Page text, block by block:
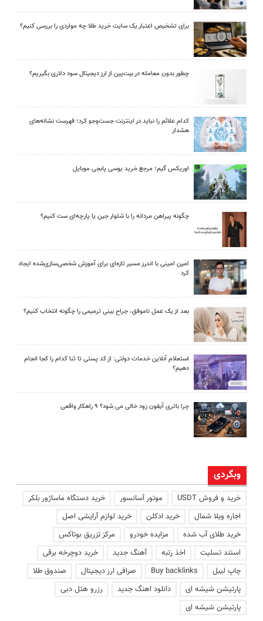
برای تشخیص اعتبار یک سایت خرید طلا چه مواردی را بررسی کنیم؟
چطور بدون معامله در بیت‌پین از ارز دیجیتال سود دلاری بگیریم؟
کدام علائم را نباید در اینترنت جست‌وجو کرد؛ فهرست نشانه‌های
هشدار
اوریکس گیم؛ مرجع خرید یوسی پابجی موبایل
چگونه پیراهن مردانه را با شلوار جین یا پارچه‌ای ست کنیم؟
امین امینی با اندرز مسیر تازه‌ای برای آموزش شخصی‌سازی‌شده ایجاد
کرد
بعد از یک عمل ناموفق، جراح بینی ترمیمی را چگونه انتخاب کنیم؟
استعلام آنلاین خدمات دولتی: از کد پستی تا ثنا کدام را کجا انجام
دهیم؟
چرا باتری آیفون زود خالی می شود؟ ۹ راهکار واقعی
وبگردی
خرید و فروش USDT موتور آسانسور
خرید دستگاه ماساژور بلکر
اجاره ویلا شمال
خرید ادکلن
خرید لوازم آرایشی اصل
خرید طلای آب شده
مزایده خودرو
مرکز تزریق بوتاکس
استند تسلیت
اخذ رتبه آهنگ جدید
خرید دوچرخه برقی
چاپ لیبل
Buy backlinks صرافی ارز دیجیتال
صندوق طلا
پارتیشن شیشه ای
دانلود اهنگ جدید
رزرو هتل دبی
پارتیشن شیشه ای